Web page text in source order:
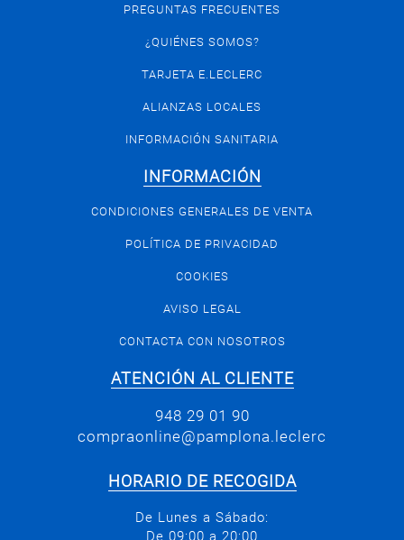
PREGUNTAS FRECUENTES
¿QUIÉNES SOMOS?
TARJETA E.LECLERC
ALIANZAS LOCALES
INFORMACIÓN SANITARIA
INFORMACIÓN
CONDICIONES GENERALES DE VENTA
POLÍTICA DE PRIVACIDAD
COOKIES
AVISO LEGAL
CONTACTA CON NOSOTROS
ATENCIÓN AL CLIENTE
948 29 01 90
compraonline@pamplona.leclerc
HORARIO DE RECOGIDA
De Lunes a Sábado:
De 09:00 a 20:00